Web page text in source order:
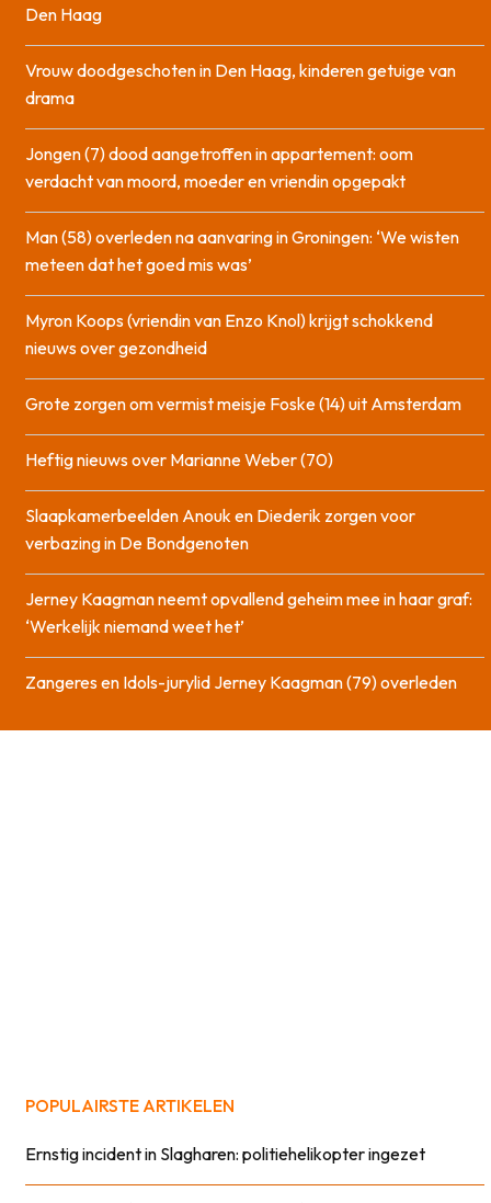
Den Haag
Vrouw doodgeschoten in Den Haag, kinderen getuige van
drama
Jongen (7) dood aangetroffen in appartement: oom
verdacht van moord, moeder en vriendin opgepakt
Man (58) overleden na aanvaring in Groningen: ‘We wisten
meteen dat het goed mis was’
Myron Koops (vriendin van Enzo Knol) krijgt schokkend
nieuws over gezondheid
Grote zorgen om vermist meisje Foske (14) uit Amsterdam
Heftig nieuws over Marianne Weber (70)
Slaapkamerbeelden Anouk en Diederik zorgen voor
verbazing in De Bondgenoten
Jerney Kaagman neemt opvallend geheim mee in haar graf:
‘Werkelijk niemand weet het’
Zangeres en Idols-jurylid Jerney Kaagman (79) overleden
POPULAIRSTE ARTIKELEN
Ernstig incident in Slagharen: politiehelikopter ingezet